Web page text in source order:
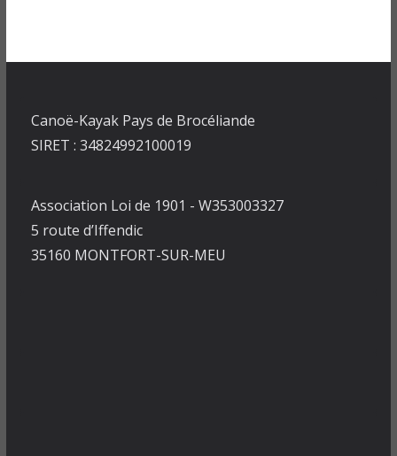
Canoë-Kayak Pays de Brocéliande
SIRET : 34824992100019
Association Loi de 1901 - W353003327
5 route d’Iffendic
35160 MONTFORT-SUR-MEU